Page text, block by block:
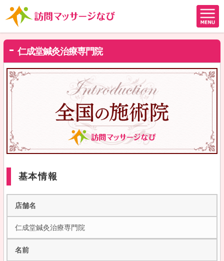
仁成堂鍼灸治療専門院
基本情報
店舗名
仁成堂鍼灸治療専門院
名前